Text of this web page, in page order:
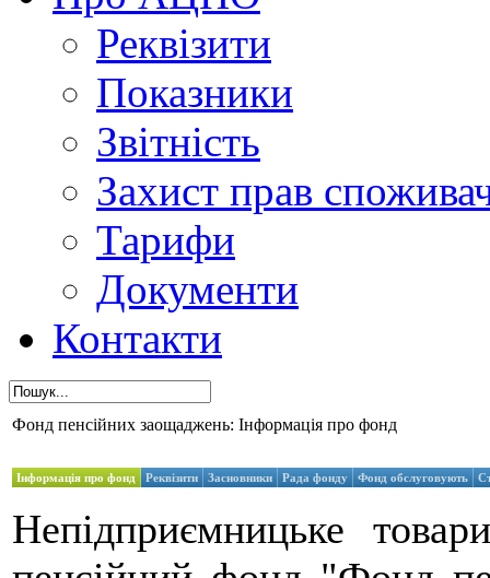
Реквізити
Показники
Звітність
Захист прав
Тарифи
Документи
Контакти
Фонд пенсійних заощаджень: Інформація про фонд
Інформація про фонд Реквізити Засновники Рада фонду Фонд обслуговують
Непідприємницьке